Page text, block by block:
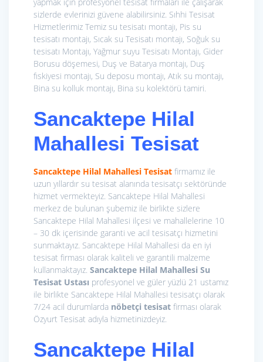
sizlerde evlerinizi güvene alabilirsiniz. Sıhhi Tesisat
Hizmetlerimiz Temiz su tesisatı montajı, Pis su
tesisatı montajı, Sıcak su Tesisatı montajı, Soğuk su
tesisatı Montajı, Yağmur suyu Tesisatı Montajı, Gider
Borusu döşemesi, Duş ve Batarya montajı, Duş
fıskiyesi montajı, Su deposu montajı, Atık su montajı,
Bina su kolluk montajı, Bina su kolektörü tamiri.
Sancaktepe Hilal
Mahallesi Tesisat
Sancaktepe Hilal Mahallesi Tesisat firmamız ile
uzun yıllardır su tesisat alanında tesisatçı sektöründe
hizmet vermekteyiz. Sancaktepe Hilal Mahallesi
merkez de bulunan şubemiz ile birlikte sizlere
Sancaktepe Hilal Mahallesi ilçesi ve mahallelerine 10
– 30 dk içerisinde garanti ve acil tesisatçı hizmetini
sunmaktayız. Sancaktepe Hilal Mahallesi da en iyi
tesisat firması olarak kaliteli ve garantili malzeme
kullanmaktayız. Sancaktepe Hilal Mahallesi Su
Tesisat Ustası profesyonel ve güler yüzlü 21 ustamız
ile birlikte Sancaktepe Hilal Mahallesi tesisatçı olarak
7/24 acil durumlarda nöbetçi tesisat firması olarak
Özyurt Tesisat adıyla hizmetinizdeyiz.
Sancaktepe Hilal